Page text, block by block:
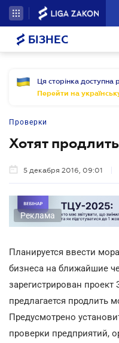
БІЗНЕС
Ця сторінка доступна
Перейти на
Проверки
Хотят
5 декабря 2016, 09:01
Реклама
Планируется ввести
бизнеса на ближайшие
зарегистрирован
предлагается продлить
Предусмотрено
проверки предприятий,